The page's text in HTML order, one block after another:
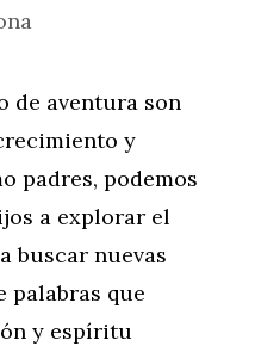
de aventura son
y
padres, podemos
a explorar el
buscar nuevas
palabras que
y espíritu